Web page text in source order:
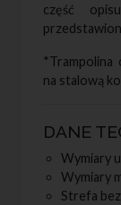
część
*Trampolina
na stalową
Wymiary
Wymiary
Strefa